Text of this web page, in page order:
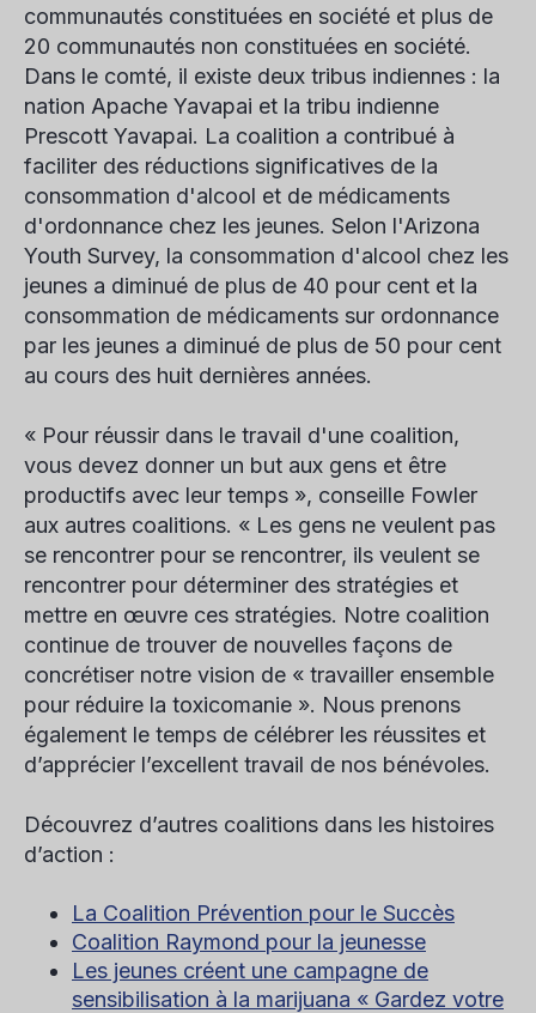
communautés constituées en société et plus de
20 communautés non constituées en société.
Dans le comté, il existe deux tribus indiennes : la
nation Apache Yavapai et la tribu indienne
Prescott Yavapai. La coalition a contribué à
faciliter des réductions significatives de la
consommation d'alcool et de médicaments
d'ordonnance chez les jeunes. Selon l'Arizona
Youth Survey, la consommation d'alcool chez les
jeunes a diminué de plus de 40 pour cent et la
consommation de médicaments sur ordonnance
par les jeunes a diminué de plus de 50 pour cent
au cours des huit dernières années.
« Pour réussir dans le travail d'une coalition,
vous devez donner un but aux gens et être
productifs avec leur temps », conseille Fowler
aux autres coalitions. « Les gens ne veulent pas
se rencontrer pour se rencontrer, ils veulent se
rencontrer pour déterminer des stratégies et
mettre en œuvre ces stratégies. Notre coalition
continue de trouver de nouvelles façons de
concrétiser notre vision de « travailler ensemble
pour réduire la toxicomanie ». Nous prenons
également le temps de célébrer les réussites et
d’apprécier l’excellent travail de nos bénévoles.
Découvrez d’autres coalitions dans les histoires
d’action :
La Coalition Prévention pour le Succès
Coalition Raymond pour la jeunesse
Les jeunes créent une campagne de
sensibilisation à la marijuana « Gardez votre